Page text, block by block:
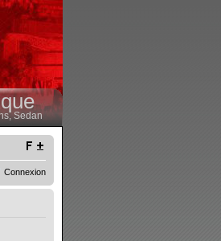
Sedan
Connexion